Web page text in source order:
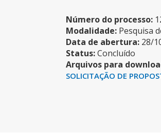
Número do processo:
Modalidade: Pesquisa
Data de abertura: 28/
Status:Concluído
Arquivos para
SOLICITAÇÃO DE